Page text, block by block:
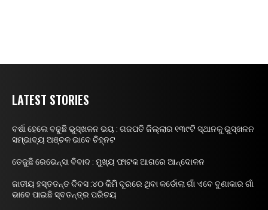
LATEST STORIES
ବର୍ଷା ହେଲେ ବଢୁଛି ଭୁସ୍ଖଳନ ଭୟ : ଗଜପତି ଜିଲ୍ଲାର ୧୩୯ଟି ସ୍ଥାନକୁ ଭୁସ୍ଖଳନ
ସମ୍ଭାବ୍ୟ ଅଞ୍ଚଳ ଭାବେ ଚିହ୍ନଟ
ତେଜୁଛି ରେଭେନ୍ସା ବିବାଦ : ମୁଖ୍ୟ ଫାଟକ ଆଗରେ ଆନ୍ଦୋଳନ
ଜାତୀୟ ହସ୍ତତନ୍ତ ଦିବସ :୪୦ କିମି ଦୂରରେ ଥିବା କର୍ଡୋଲା ଗାଁ ଏବେ ବୁଣାକାର ଗାଁ
ଭାବେ ପାଇଛି ସ୍ବତନ୍ତ୍ର ପରିଚୟ